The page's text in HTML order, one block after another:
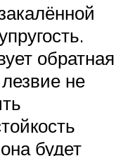
обратная
не
будет